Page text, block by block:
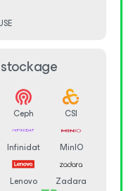
Ceph CSI
Infinidat MinIO
Lenovo Zadara